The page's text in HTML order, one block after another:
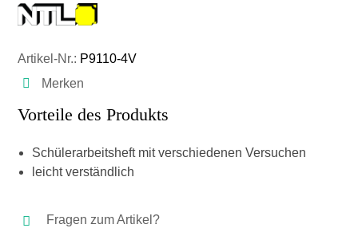
Artikel-Nr.: P9110-4V
Merken
Vorteile des Produkts
Schülerarbeitsheft mit verschiedenen Versuchen
leicht verständlich
Fragen zum Artikel?